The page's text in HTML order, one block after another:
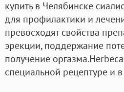
купить в Челябинске
для профилактики и
превосходят свойства
эрекции, поддержание
получение
специальной рецептуре и